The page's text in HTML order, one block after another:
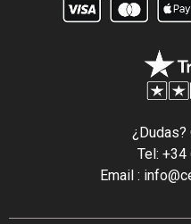
¿Dudas?
Tel:
Email :